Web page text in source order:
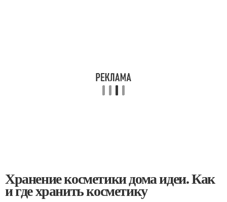
Хранение косметики дома идеи. Как
и где хранить косметику